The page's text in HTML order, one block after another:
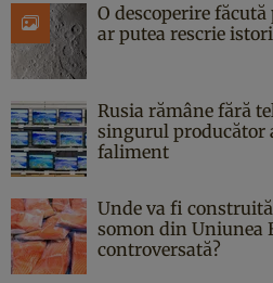
O descoperire
ar putea rescrie
Rusia rămâne fără
singurul producător
faliment
Unde va fi
somon din Uniunea
controversată?